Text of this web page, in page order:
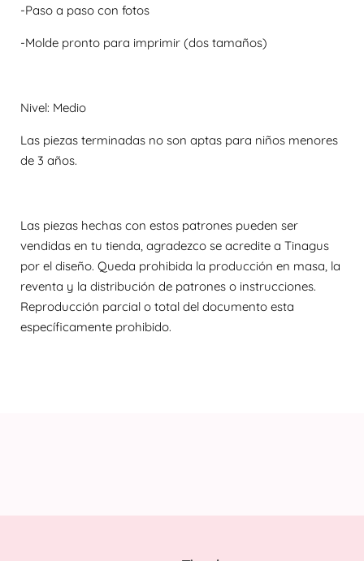
-Paso a paso con fotos
-Molde pronto para imprimir (dos tamaños)
Nivel: Medio
Las piezas terminadas no son aptas para niños menores
de 3 años.
Las piezas hechas con estos patrones pueden ser
vendidas en tu tienda, agradezco se acredite a Tinagus
por el diseño. Queda prohibida la producción en masa, la
reventa y la distribución de patrones o instrucciones.
Reproducción parcial o total del documento esta
específicamente prohibido.